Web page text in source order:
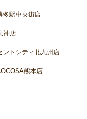
多駅中央街店
神店
ントシティ北九州店
熊本店